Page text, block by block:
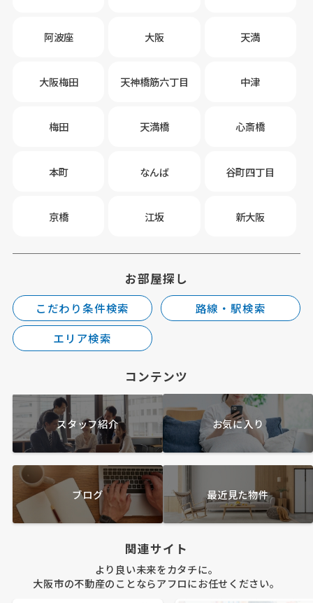
阿波座 大阪 天満
大阪梅田 天神橋筋六丁目 中津
梅田 天満橋 心斎橋
本町 なんば 谷町四丁目
京橋 江坂 新大阪
お部屋探し
こだわり条件検索
路線・駅検索
エリア検索
コンテンツ
スタッフ紹介 お気に入り
ブログ 最近見た物件
関連サイト
より良い未来をカタチに。
大阪市の不動産のことならアフロにお任せください。